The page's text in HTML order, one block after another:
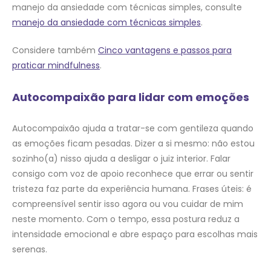
manejo da ansiedade com técnicas simples, consulte
manejo da ansiedade com técnicas simples.
Considere também Cinco vantagens e passos para
praticar mindfulness.
Autocompaixão para lidar com emoções
Autocompaixão ajuda a tratar-se com gentileza quando
as emoções ficam pesadas. Dizer a si mesmo: não estou
sozinho(a) nisso ajuda a desligar o juiz interior. Falar
consigo com voz de apoio reconhece que errar ou sentir
tristeza faz parte da experiência humana. Frases úteis: é
compreensível sentir isso agora ou vou cuidar de mim
neste momento. Com o tempo, essa postura reduz a
intensidade emocional e abre espaço para escolhas mais
serenas.